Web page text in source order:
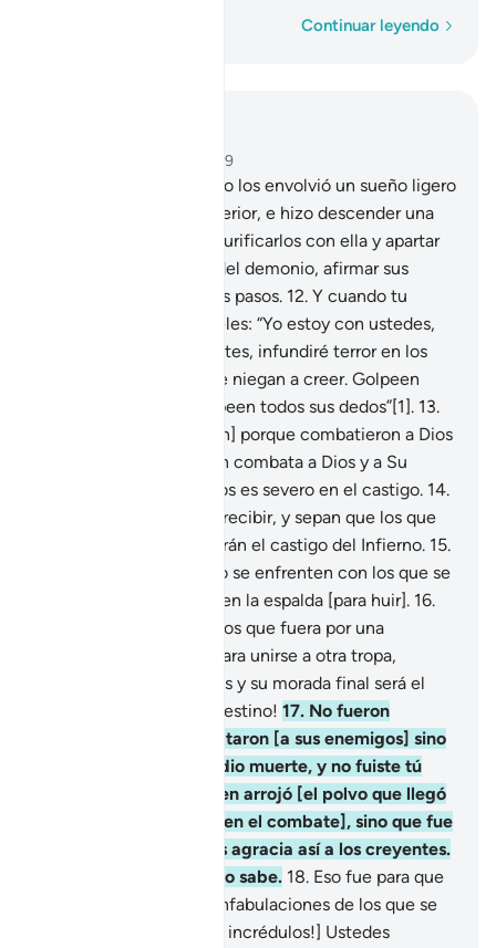
Continuar leyendo
Capítulo 8, Página 179, Juz 9
[Y recuerden] cuando los envolvió un sueño ligero
dándoles una calma interior, e hizo descender una
llovizna del cielo para purificarlos con ella y apartar
de ustedes la mancha del demonio, afirmar sus
corazones y afianzar sus pasos. 12. Y cuando tu
Señor inspiró a los ángeles: “Yo estoy con ustedes,
denle valor a los creyentes, infundiré terror en los
corazones de los que se niegan a creer. Golpeen
sobre sus cuellos y golpeen todos sus dedos”[1]. 13.
Esto [es lo que merecen] porque combatieron a Dios
y a Su Mensajero. Quien combata a Dios y a Su
Mensajero sepa que Dios es severo en el castigo. 14.
Eso es lo que merecen recibir, y sepan que los que
se niegan a creer recibirán el castigo del Infierno. 15.
¡Oh, creyentes! Cuando se enfrenten con los que se
niegan a creer, no les den la espalda [para huir]. 16.
Pero quien huya, a menos que fuera por una
maniobra de batalla o para unirse a otra tropa,
incurrirá en la ira de Dios y su morada final será el
Infierno. ¡Qué pésimo destino! 17. No fueron
ustedes quienes les mataron [a sus enemigos] sino
que fue Dios quien les dio muerte, y no fuiste tú
[¡Oh, Mujámmad!] quien arrojó [el polvo que llegó
a los ojos del enemigo en el combate], sino que fue
Dios Quien lo hizo. Dios agracia así a los creyentes.
Dios todo lo oye, todo lo sabe. 18. Eso fue para que
Dios desbaratara las confabulaciones de los que se
[¡Oh, incrédulos!] Ustedes